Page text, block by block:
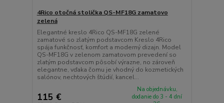
4Rico otočná stolička QS-MF18G zamatovo
zelená
Elegantné kreslo 4Rico QS-MF18G zelené
zamatové so zlatým podstavcom Kreslo 4Rico
spája funkčnosť, komfort a moderný dizajn. Model
QS-MF18G v zelenom zamatovom prevedení so
zlatým podstavcom pôsobí výrazne, no zároveň
elegantne, vďaka čomu je vhodný do kozmetických
salónov, nechtových štúdií, kancel...
115 €
Na objednávku,
dodanie do 3 - 4 dní